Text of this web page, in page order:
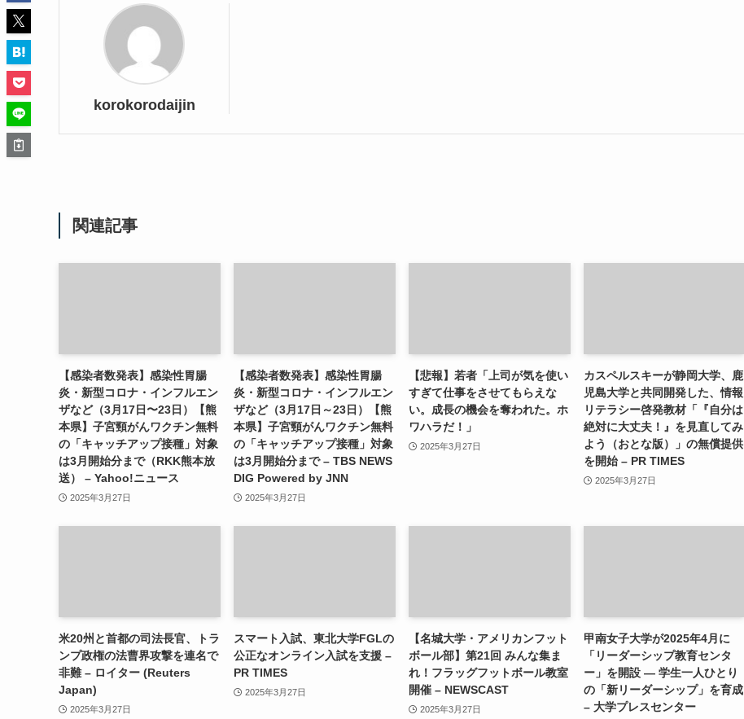
korokorodaijin
関連記事
【感染者数発表】感染性胃腸
炎・新型コロナ・インフルエン
ザなど（3月17日〜23日）【熊
本県】子宮頸がんワクチン無料
の「キャッチアップ接種」対象
は3月開始分まで（RKK熊本放
送） – Yahoo!ニュース
2025年3月27日
【感染者数発表】感染性胃腸
炎・新型コロナ・インフルエン
ザなど（3月17日～23日）【熊
本県】子宮頸がんワクチン無料
の「キャッチアップ接種」対象
は3月開始分まで – TBS NEWS
DIG Powered by JNN
2025年3月27日
【悲報】若者「上司が気を使い
すぎて仕事をさせてもらえな
い。成長の機会を奪われた。ホ
ワハラだ！」
2025年3月27日
カスペルスキーが静岡大学、鹿
児島大学と共同開発した、情報
リテラシー啓発教材「『自分は
絶対に大丈夫！』を見直してみ
よう（おとな版）」の無償提供
を開始 – PR TIMES
2025年3月27日
米20州と首都の司法長官、トラ
ンプ政権の法曹界攻撃を連名で
非難 – ロイター (Reuters
Japan)
2025年3月27日
スマート入試、東北大学FGLの
公正なオンライン入試を支援 –
PR TIMES
2025年3月27日
【名城大学・アメリカンフット
ボール部】第21回 みんな集ま
れ！フラッグフットボール教室
開催 – NEWSCAST
2025年3月27日
甲南女子大学が2025年4月に
「リーダーシップ教育センタ
ー」を開設 ― 学生一人ひとり
の「新リーダーシップ」を育成
– 大学プレスセンター